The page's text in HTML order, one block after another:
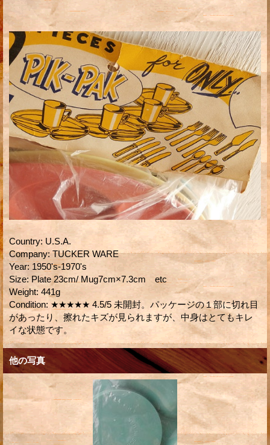
Country: U.S.A.
Company: TUCKER WARE
Year: 1950's-1970's
Size: Plate 23cm/ Mug7cm×7.3cm etc
Weight: 441g
Condition: ★★★★★ 4.5/5 未開封。パッケージの１部に切れ目
があったり、擦れたキズが見られますが、中身はとてもキレ
イな状態です。
他の写真